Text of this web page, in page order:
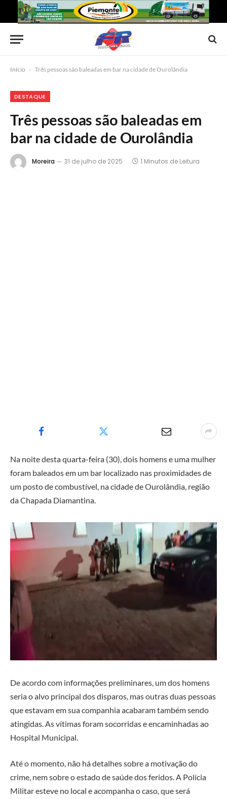
Início - Três pessoas são baleadas em bar na cidade de Ourolândia
DESTAQUE
Três pessoas são baleadas em
bar na cidade de Ourolândia
Moreira 31 de julho de 2025 1 Minutos de Leitura
Na noite desta quarta-feira (30), dois homens e uma mulher
foram baleados em um bar localizado nas proximidades de
um posto de combustível, na cidade de Ourolândia, região
da Chapada Diamantina.
De acordo com informações preliminares, um dos homens
seria o alvo principal dos disparos, mas outras duas pessoas
que estavam em sua companhia acabaram também sendo
atingidas. As vítimas foram socorridas e encaminhadas ao
Hospital Municipal.
Até o momento, não há detalhes sobre a motivação do
crime, nem sobre o estado de saúde dos feridos. A Polícia
Militar esteve no local e acompanha o caso, que será